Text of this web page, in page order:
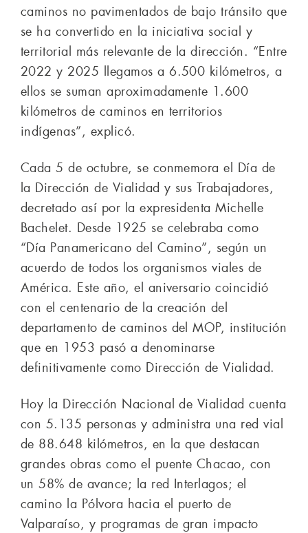
caminos no pavimentados de bajo tránsito que
se ha convertido en la iniciativa social y
territorial más relevante de la dirección. “Entre
2022 y 2025 llegamos a 6.500 kilómetros, a
ellos se suman aproximadamente 1.600
kilómetros de caminos en territorios
indígenas”, explicó.
Cada 5 de octubre, se conmemora el Día de
la Dirección de Vialidad y sus Trabajadores,
decretado así por la expresidenta Michelle
Bachelet. Desde 1925 se celebraba como
“Día Panamericano del Camino”, según un
acuerdo de todos los organismos viales de
América. Este año, el aniversario coincidió
con el centenario de la creación del
departamento de caminos del MOP, institución
que en 1953 pasó a denominarse
definitivamente como Dirección de Vialidad.
Hoy la Dirección Nacional de Vialidad cuenta
con 5.135 personas y administra una red vial
de 88.648 kilómetros, en la que destacan
grandes obras como el puente Chacao, con
un 58% de avance; la red Interlagos; el
camino la Pólvora hacia el puerto de
Valparaíso, y programas de gran impacto